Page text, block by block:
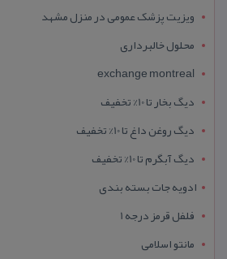
ویزیت پزشک عمومی در منزل مشهد
محلول خالبرداری
exchange montreal
دیگ بخار تا 10% تخفیف
دیگ روغن داغ تا 10% تخفیف
دیگ آبگرم تا 10% تخفیف
ادویه جات بسته بندی
فلفل قرمز درجه 1
مانتو اسلامی